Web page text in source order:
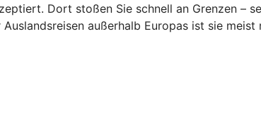
Dort stoßen Sie schnell an Grenzen –
außerhalb Europas ist sie